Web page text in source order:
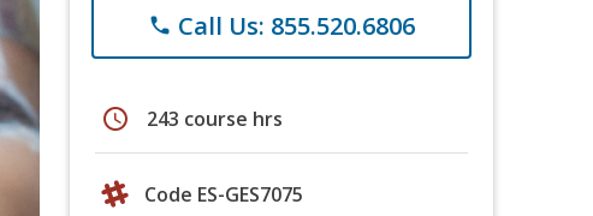
phone Call Us: 855.520.6806
schedule 243 course hrs
Code ES-GES7075